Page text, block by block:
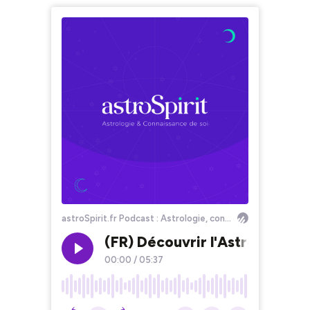
astroSpirit.fr Podcast : Astrologie, conscience, thème astral, horoscope, intuition spiritualité, psychologie, science
(FR) Découvrir l'Astrologie
00:00 / 05:37